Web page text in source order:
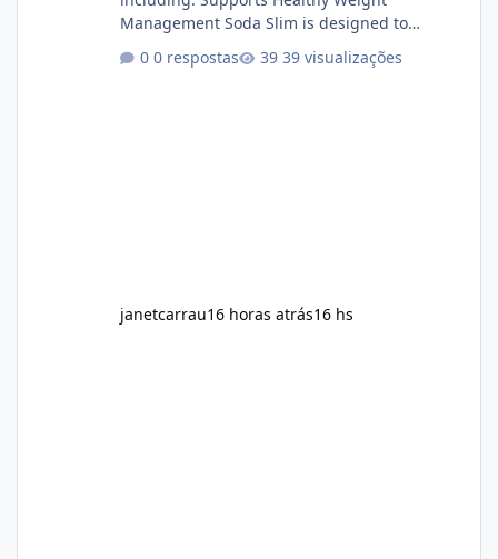
Management Soda Slim is designed to
complement Soda Slim eating and regular
exercise rather than replace them.
0 respostas 39 visualizações
janetcarrau16 horas atrás16 hs